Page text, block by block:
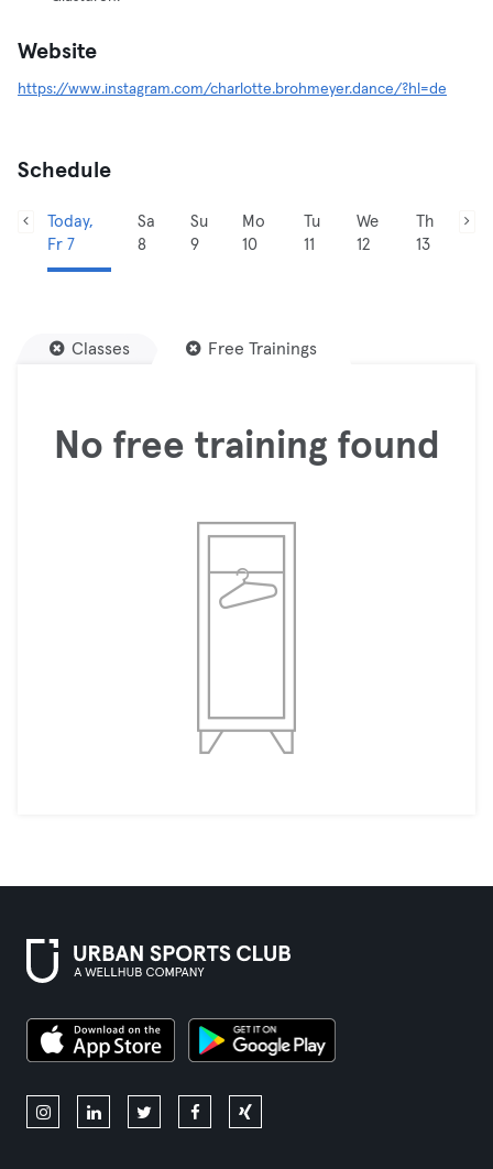
Website
https://www.instagram.com/charlotte.brohmeyer.dance/?hl=de
Schedule
Today,
Fr 7
Sa
8
Su
9
Mo
10
Tu
11
We
12
Th
13
Classes Free Trainings
No free training found